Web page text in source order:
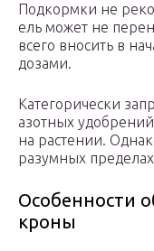
Подкормки не
ель может не
всего вносить в
дозами.
Категорически
азотных
на растении.
разумных
Особенности
кроны